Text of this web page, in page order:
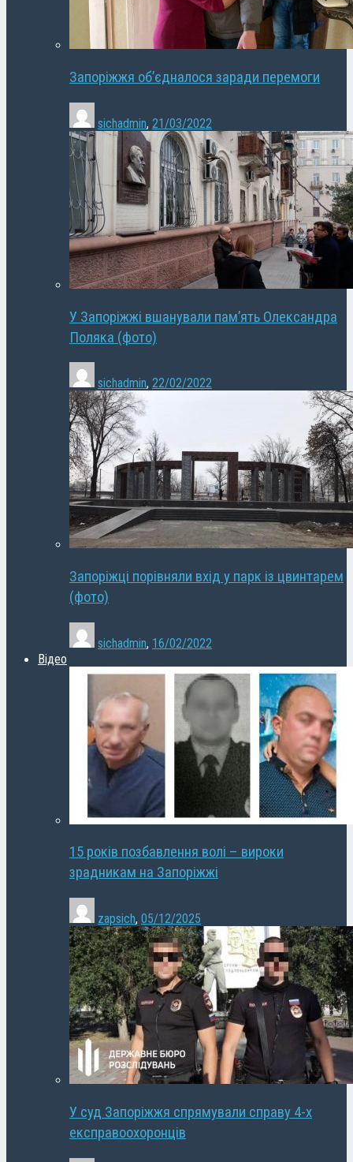
Запоріжжя об’єдналося заради перемоги
sichadmin, 21/03/2022
У Запоріжжі вшанували пам’ять Олександра
Поляка (фото)
sichadmin, 22/02/2022
Запоріжці порівняли вхід у парк із цвинтарем
(фото)
sichadmin, 16/02/2022
Відео
15 років позбавлення волі – вироки
зрадникам на Запоріжжі
zapsich, 05/12/2025
У суд Запоріжжя спрямували справу 4-х
експравоохоронців